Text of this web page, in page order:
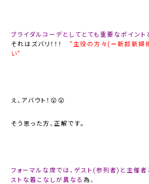
ブライダルコーデとしてとても重要なポイント
それはズバリ！！！“主役の方々(＝新郎新婦
い”
え、アバウト！😲😲
そう思った方、正解です。
フォーマルな席では、ゲスト(参列者)と主催者
ストな着こなしが異なる為、